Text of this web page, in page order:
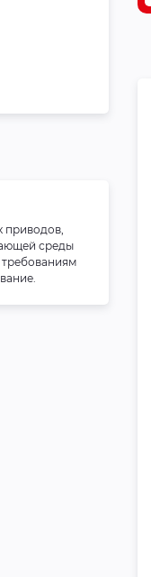
приводов,
среды
требованиям